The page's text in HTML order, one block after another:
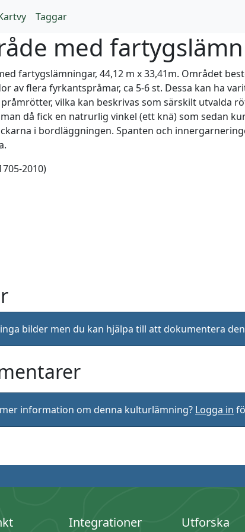
Taggar
med
fartygslämningar, 44,12 m x 33,41m. Området
av flera fyrkantspråmar, ca 5-6 st. Dessa kan ha
vilka kan beskrivas som särskilt utvalda
då fick en natrurlig vinkel (ett knä) som sedan
i bordläggningen. Spanten och
2010)
bilder men du kan hjälpa till att dokumentera
information om denna kulturlämning? Logga in
Integrationer Utforska